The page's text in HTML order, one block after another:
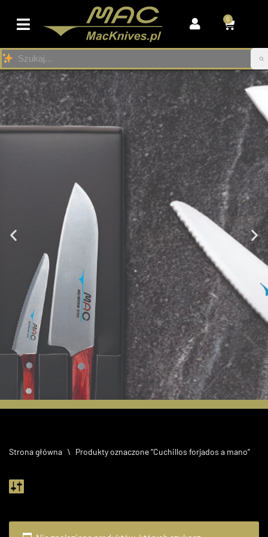
Przejdź
do
treści
0
60 lecie MAC
Strona główna \ Produkty oznaczone “Cuchillos forjados a mano”